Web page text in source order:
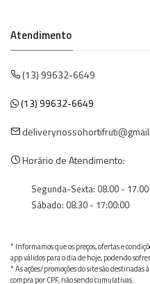
Atendimento
(13) 99632-6649
(13) 99632-6649
Horário de Atendimento:
Segunda-Sexta: 08.00 - 17.00
Sábado: 08.30 - 17:00:00
* Informamos que os preços, ofertas e
app válidos para o dia de hoje, podendo
* As ações/promoções do site são destinadas
compra por CPF, não sendo cumulativas.